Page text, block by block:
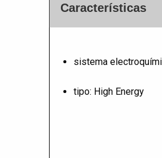
Características
sistema
tipo: High Energy